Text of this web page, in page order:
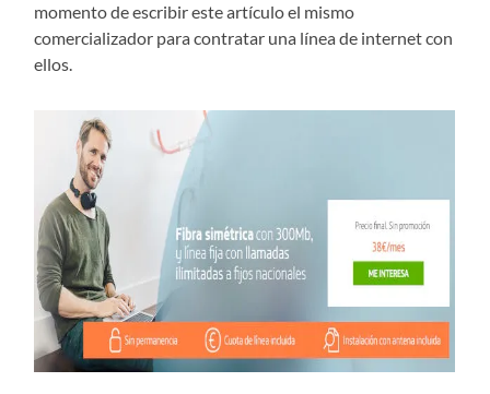
momento de escribir este artículo el mismo
comercializador para contratar una línea de internet con
ellos.